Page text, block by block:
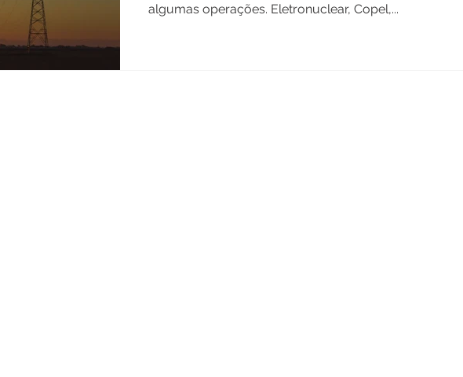
algumas operações. Eletronuclear, Copel,...